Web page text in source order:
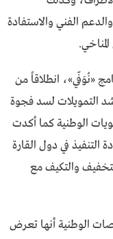
الفني والاستفادة
«نُوَفّي»، انطلاقاً من
التمويلات لسد فجوة
الوطنية كما أكدت
التنفيذ في دول القارة
والتكيف مع
الوطنية أنها تعرض